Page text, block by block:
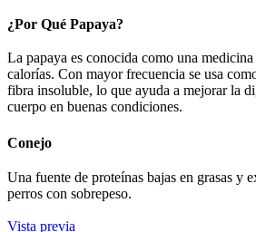
¿Por Qué Papaya?
La papaya es conocida como una
calorías. Con mayor frecuencia se usa
fibra insoluble, lo que ayuda a mejorar la
cuerpo en buenas condiciones.
Conejo
Una fuente de proteínas bajas en grasas y
perros con sobrepeso.
Vista previa